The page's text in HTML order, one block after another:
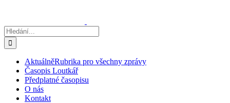
obsah
Hledat:
AktuálněRubrika pro všechny zprávy
Časopis Loutkář
Předplatné časopisu
O nás
Kontakt